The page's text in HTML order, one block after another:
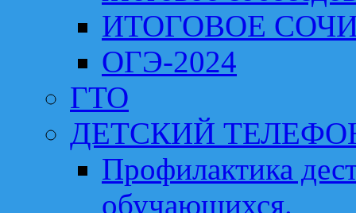
ИТОГОВОЕ
ОГЭ-2024
ГТО
ДЕТСКИЙ
Профилактика
обучающихся.